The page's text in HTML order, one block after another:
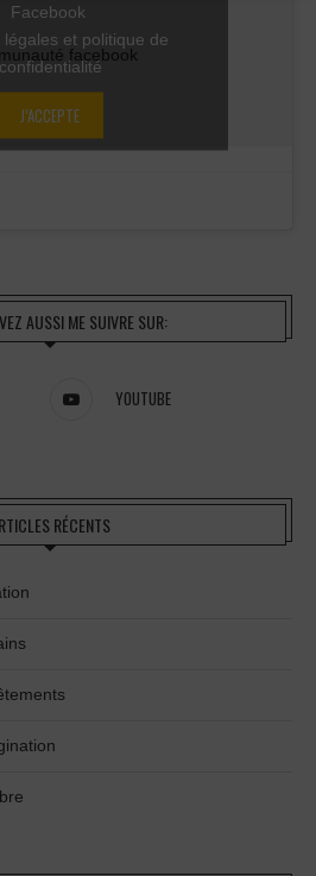
facebook
Facebook
légales et politique de
confidentialité
J’ACCEPTE
AUSSI ME SUIVRE SUR:
YOUTUBE
RÉCENTS